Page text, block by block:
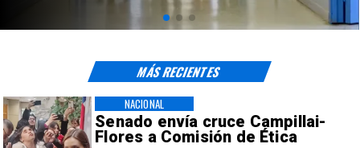
Senado envía cruce Campillai-
Flores a Comisión de Ética
NACIONAL
MÁS RECIENTES